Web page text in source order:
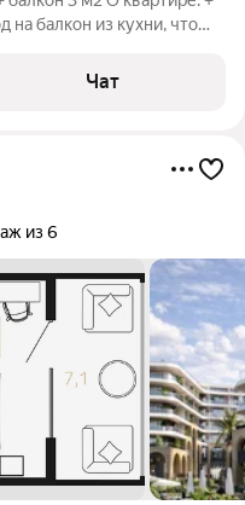
на балкон из кухни, что
как зону хранения + 2
Чат
из 6